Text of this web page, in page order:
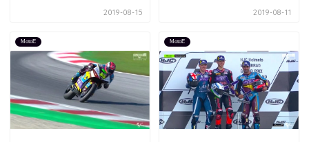
2019-08-15 2019-08-11
MotoE MotoE